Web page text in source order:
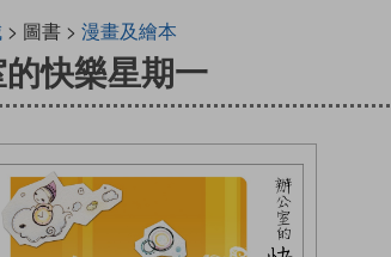
> 圖書 > 漫畫及繪本
快樂星期一